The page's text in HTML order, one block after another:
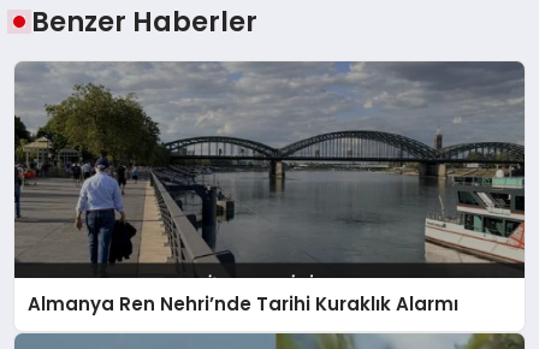
Benzer Haberler
Almanya Ren Nehri’nde Tarihi Kuraklık Alarmı